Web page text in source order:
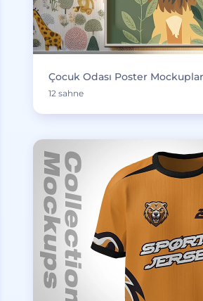
Çocuk Odası Poster
12 sahne